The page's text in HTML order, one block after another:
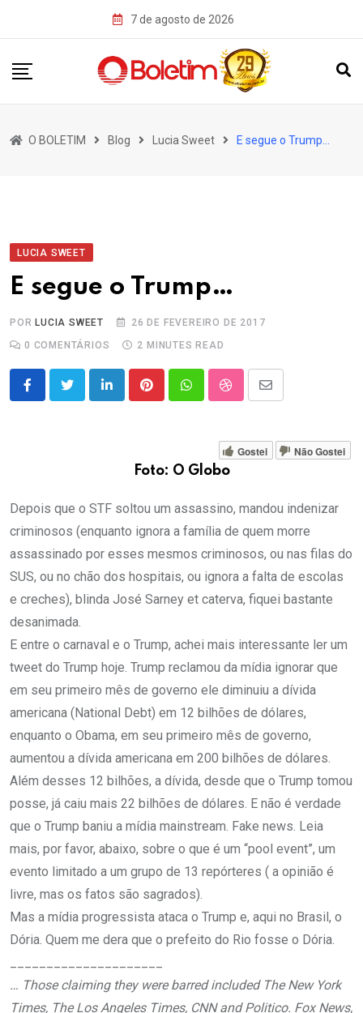
7 de agosto de 2026
O BOLETIM Blog Lucia Sweet E segue o Trump…
LUCIA SWEET
E segue o Trump…
POR LUCIA SWEET
26 DE FEVEREIRO DE 2017
0 COMENTÁRIOS 2 MINUTES READ
LinkedInPinterestWhatsappStumbleUpon
Share
Email
Gostei
Não Gostei
Foto: O Globo
Depois que o STF soltou um assassino, mandou indenizar
criminosos (enquanto ignora a família de quem morre
assassinado por esses mesmos criminosos, ou nas filas do
SUS, ou no chão dos hospitais, ou ignora a falta de escolas
e creches), blinda José Sarney et caterva, fiquei bastante
desanimada.
E entre o carnaval e o Trump, achei mais interessante ler um
tweet do Trump hoje. Trump reclamou da mídia ignorar que
em seu primeiro mês de governo ele diminuiu a dívida
americana (National Debt) em 12 bilhões de dólares,
enquanto o Obama, em seu primeiro mês de governo,
aumentou a dívida americana em 200 bilhões de dólares.
Além desses 12 bilhões, a dívida, desde que o Trump tomou
posse, já caiu mais 22 bilhões de dólares. E não é verdade
que o Trump baniu a mídia mainstream. Fake news. Leia
mais, por favor, abaixo, sobre o que é um “pool event”, um
evento limitado a um grupo de 13 repórteres ( a opinião é
livre, mas os fatos são sagrados).
Mas a mídia progressista ataca o Trump e, aqui no Brasil, o
Dória. Quem me dera que o prefeito do Rio fosse o Dória.
… Those claiming they were barred included The New York
Times, The Los Angeles Times, CNN and Politico. Fox News,